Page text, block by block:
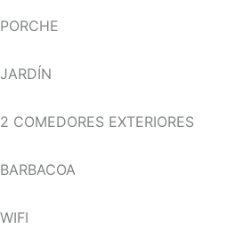
PORCHE
JARDÍN
2 COMEDORES EXTERIORES
BARBACOA
WIFI